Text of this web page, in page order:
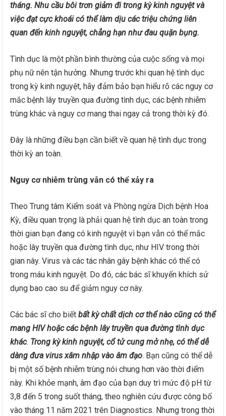
tháng. Nhu cầu bôi trơn giảm đi trong kỳ kinh nguyệt và
việc đạt cực khoái có thể làm dịu các triệu chứng liên
quan đến kinh nguyệt, chẳng hạn như đau quặn bụng.
Tình dục là một phần bình thường của cuộc sống và mọi
phụ nữ nên tận hưởng. Nhưng trước khi quan hệ tình dục
trong kỳ kinh nguyệt, hãy đảm bảo bạn hiểu rõ các nguy cơ
mắc bệnh lây truyền qua đường tình dục, các bệnh nhiễm
trùng khác và nguy cơ mang thai ngay cả trong thời kỳ đó.
Đây là những điều bạn cần biết về quan hệ tình dục trong
thời kỳ an toàn.
Nguy cơ nhiễm trùng vẫn có thể xảy ra
Theo Trung tâm Kiểm soát và Phòng ngừa Dịch bệnh Hoa
Kỳ, điều quan trọng là phải quan hệ tình dục an toàn trong
thời gian bạn đang có kinh nguyệt vì bạn vẫn có thể mắc
hoặc lây truyền qua đường tình dục, như HIV trong thời
gian này. Virus và các tác nhân gây bệnh khác có thể có
trong máu kinh nguyệt. Do đó, các bác sĩ khuyến khích sử
dụng bao cao su để giảm nguy cơ này.
Các bác sĩ cho biếtbất kỳ chất dịch cơ thể nào cũng có thể
mang HIV hoặc các bệnh lây truyền qua đường tình dục
khác. Trong kỳ kinh nguyệt, cổ tử cung mở nhẹ, có thể dễ
dàng đưa virus xâm nhập vào âm đạo. Bạn cũng có thể dễ
bị một số bệnh nhiễm trùng nói chung hơn vào thời điểm
này. Khi khỏe mạnh, âm đạo của bạn duy trì mức độ pH từ
3,8 đến 5 trong suốt tháng, theo nghiên cứu được công bố
vào tháng 11 năm 2021 trên Diagnostics. Nhưng trong thời